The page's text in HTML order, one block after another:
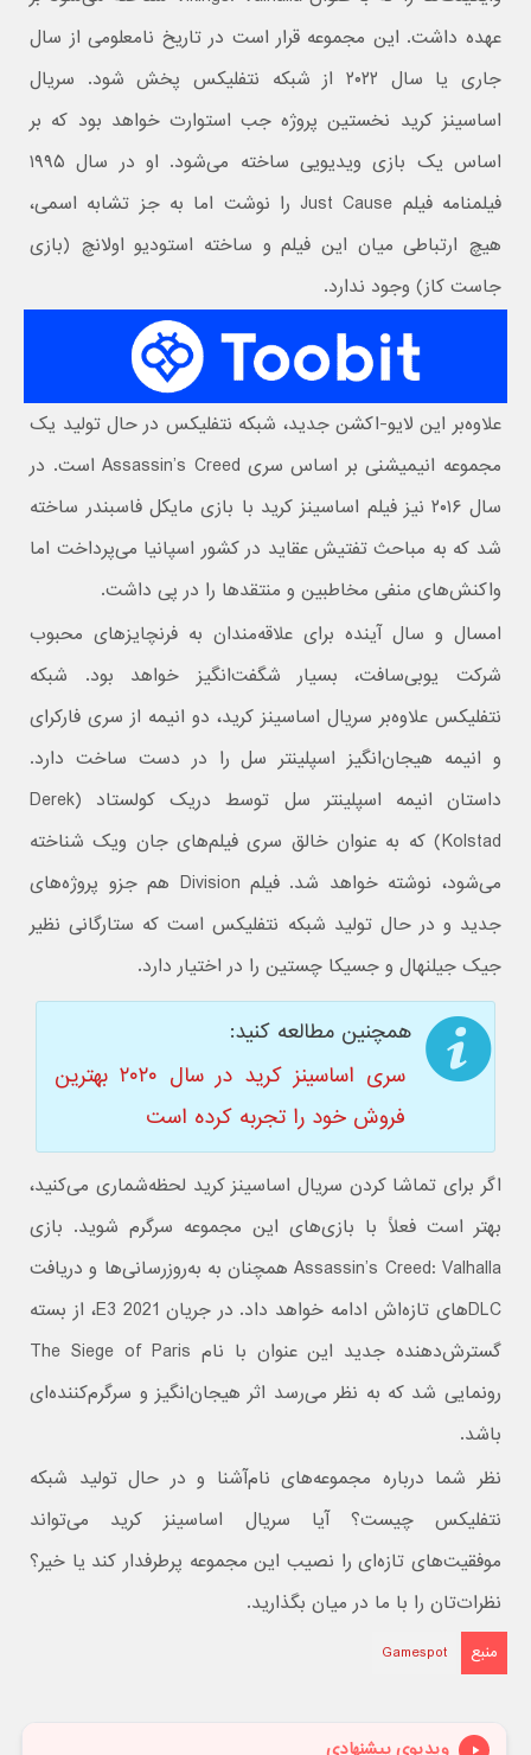
عهده داشت. این مجموعه قرار است در تاریخ نامعلومی از سال
جاری یا سال ۲۰۲۲ از شبکه نتفلیکس پخش شود. سریال
اساسینز کرید نخستین پروژه جب استوارت خواهد بود که بر
اساس یک بازی ویدیویی ساخته می‌شود. او در سال ۱۹۹۵
فیلمنامه فیلم Just Cause را نوشت اما به جز تشابه اسمی،
هیچ ارتباطی میان این فیلم و ساخته استودیو اولانچ (بازی
جاست کاز) وجود ندارد.
علاوه‌بر این لایو‌-اکشن جدید، شبکه نتفلیکس در حال تولید یک
مجموعه انیمیشنی بر اساس سری Assassin’s Creed است. در
سال ۲۰۱۶ نیز فیلم اساسینز کرید با بازی مایکل فاسبندر ساخته
شد که به مباحث تفتیش عقاید در کشور اسپانیا می‌پرداخت اما
واکنش‌های منفی مخاطبین و منتقدها را در پی داشت.
امسال و سال آینده برای علاقه‌مندان به فرنچایزهای محبوب
شرکت یوبی‌سافت، بسیار شگفت‌انگیز خواهد بود. شبکه
نتفلیکس علاوه‌بر سریال اساسینز کرید، دو انیمه از سری فارکرای
و انیمه هیجان‌انگیز اسپلینتر سل را در دست ساخت دارد.
داستان انیمه اسپلینتر سل توسط دریک کولستاد (Derek
Kolstad) که به عنوان خالق سری فیلم‌های جان ویک شناخته
می‌شود، نوشته خواهد شد. فیلم Division هم جزو پروژه‌های
جدید و در حال تولید شبکه نتفلیکس است که ستارگانی نظیر
جیک جیلنهال و جسیکا چستین را در اختیار دارد.
همچنین مطالعه کنید:
سری اساسینز کرید در سال ۲۰۲۰ بهترین
فروش خود را تجربه کرده است
اگر برای تماشا کردن سریال اساسینز کرید لحظه‌شماری می‌کنید،
بهتر است فعلاً با بازی‌های این مجموعه سرگرم شوید. بازی
Assassin’s Creed: Valhalla همچنان به به‌روزرسانی‌ها و دریافت
DLCهای تازه‌اش ادامه خواهد داد. در جریان E3 2021، از بسته
گسترش‌دهنده جدید این عنوان با نام The Siege of Paris
رونمایی شد که به‌ نظر می‌رسد اثر هیجان‌انگیز و سرگرم‌کننده‌ای
باشد.
نظر شما درباره مجموعه‌های نام‌آشنا و در حال تولید شبکه
نتفلیکس چیست؟ آیا سریال اساسینز کرید می‌تواند
موفقیت‌های تازه‌ای را نصیب این مجموعه پرطرفدار کند یا خیر؟
نظرات‌تان را با ما در میان بگذارید.
منبع Gamespot
ویدیوی پیشنهادی